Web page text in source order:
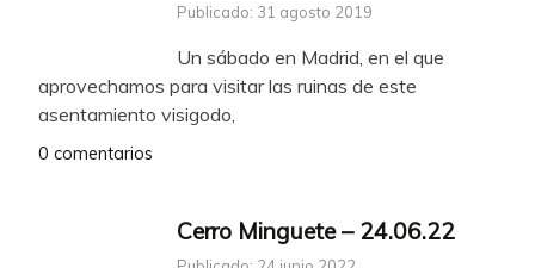
Publicado: 31 agosto 2019
Un sábado en Madrid, en el que
aprovechamos para visitar las ruinas de este
asentamiento visigodo,
0 comentarios
Cerro Minguete – 24.06.22